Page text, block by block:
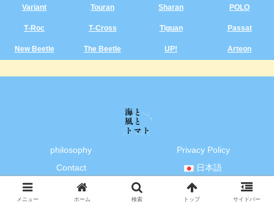
Variant Touran Sharan POLO
T‑Roc T‑Cross Tiguan Passat
New Beetle The Beetle UP! Arteon
philosophy
Privacy Policy
Contact
日本語
Copyright © 2023-2026 海と風とトマト All Rights Reserved.
メニュー ホーム 検索 トップ サイドバー